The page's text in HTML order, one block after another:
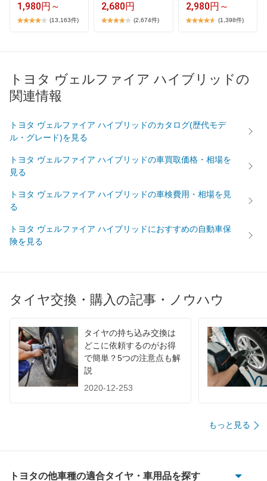
1,980円～
(13,163件)
2,680円
(2,674件)
2,980円～
(1,398件)
トヨタ ヴェルファイア ハイブリッドの
関連情報
トヨタ ヴェルファイア ハイブリッドのカタログ(歴代モデ
ル・グレード)を見る
トヨタ ヴェルファイア ハイブリッドの車買取価格・相場を
見る
トヨタ ヴェルファイア ハイブリッドの車検費用・相場を見
る
トヨタ ヴェルファイア ハイブリッドにおすすめの自動車保
険を見る
タイヤ交換・購入の記事・ノウハウ
タイヤの持ち込み交換は
どこに依頼するのがお得
で簡単？5つの注意点も解
説
2020-12-253
もっと見る
トヨタの他車種の適合タイヤ・車用品を探す